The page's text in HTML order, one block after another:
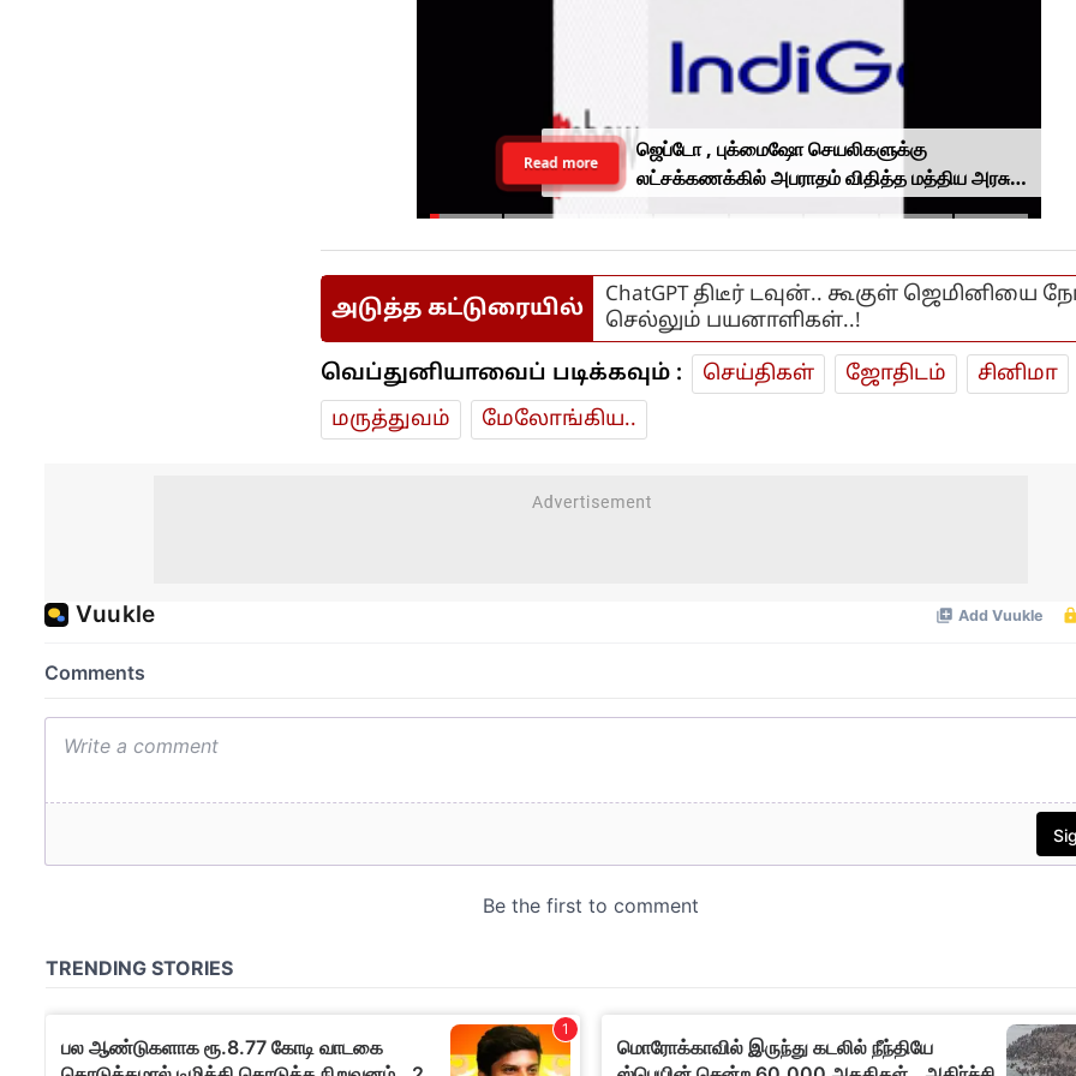
ஜெப்டோ , புக்மைஷோ செயலிகளுக்கு
லட்சக்கணக்கில் அபராதம் விதித்த மத்திய அரசு..
Read more
அடுத்த கட்டுரையில்
ChatGPT திடீர் டவுன்.. கூகுள் ஜெமினியை
செல்லும் பயனாளிகள்..!
வெப்துனியாவைப் படிக்கவும் : செய்திகள் ஜோ‌திட‌ம்
சினிமா
மரு‌த்துவ‌ம்
மேலோங்கிய..